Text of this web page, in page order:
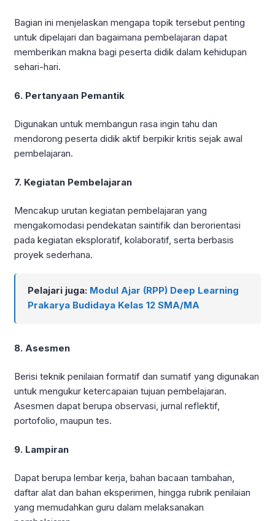
Bagian ini menjelaskan mengapa topik tersebut penting
untuk dipelajari dan bagaimana pembelajaran dapat
memberikan makna bagi peserta didik dalam kehidupan
sehari-hari.
6. Pertanyaan Pemantik
Digunakan untuk membangun rasa ingin tahu dan
mendorong peserta didik aktif berpikir kritis sejak awal
pembelajaran.
7. Kegiatan Pembelajaran
Mencakup urutan kegiatan pembelajaran yang
mengakomodasi pendekatan saintifik dan berorientasi
pada kegiatan eksploratif, kolaboratif, serta berbasis
proyek sederhana.
Pelajari juga: Modul Ajar (RPP) Deep Learning
Prakarya Budidaya Kelas 12 SMA/MA
8. Asesmen
Berisi teknik penilaian formatif dan sumatif yang digunakan
untuk mengukur ketercapaian tujuan pembelajaran.
Asesmen dapat berupa observasi, jurnal reflektif,
portofolio, maupun tes.
9. Lampiran
Dapat berupa lembar kerja, bahan bacaan tambahan,
daftar alat dan bahan eksperimen, hingga rubrik penilaian
yang memudahkan guru dalam melaksanakan